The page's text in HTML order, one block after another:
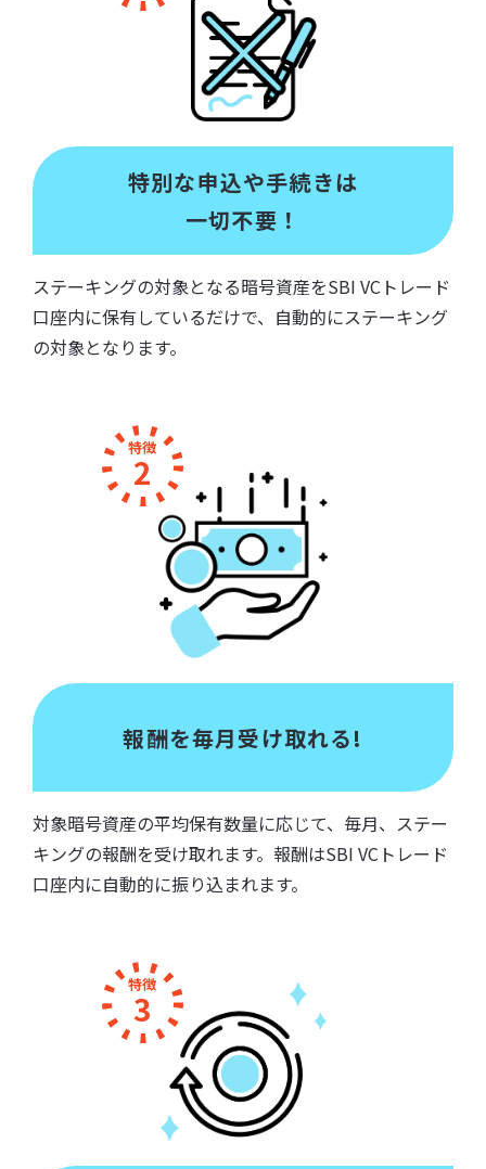
特別な申込や手続きは
一切不要！
ステーキングの対象となる暗号資産をSBI VCトレード
口座内に保有しているだけで、自動的にステーキング
の対象となります。
特徴
2
報酬を毎月受け取れる!
対象暗号資産の平均保有数量に応じて、毎月、ステー
キングの報酬を受け取れます。報酬はSBI VCトレード
口座内に自動的に振り込まれます。
特徴
3